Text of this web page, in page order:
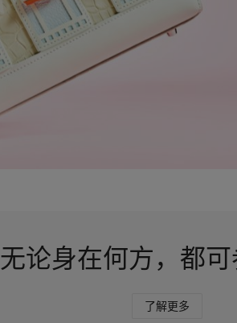
无论身在何方，都
了解更多